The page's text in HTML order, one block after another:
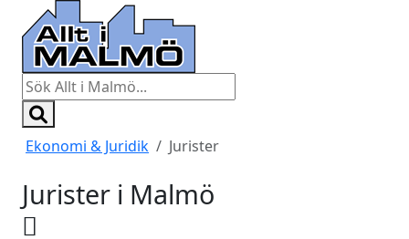
Ekonomi & Juridik Jurister
Jurister i Malmö